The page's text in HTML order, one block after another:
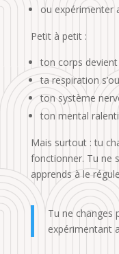
ou expérimenter
Petit à petit :
ton corps
ta respiration
ton système
ton mental
Mais surtout : tu
fonctionner. Tu ne
apprends à le
Tu ne changes
expérimentant